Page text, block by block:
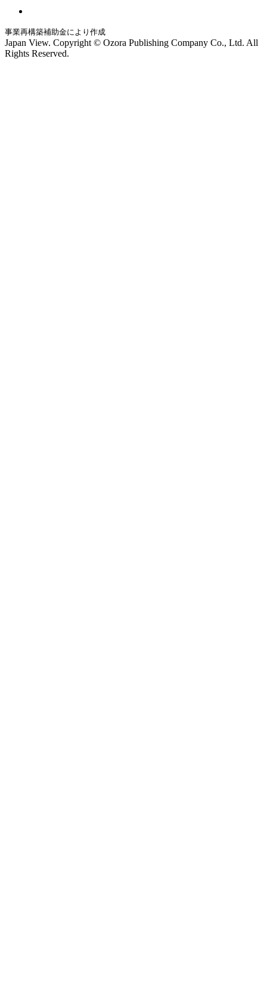
事業再構築補助金により作成
Japan View. Copyright © Ozora Publishing Company Co., Ltd. All
Rights Reserved.